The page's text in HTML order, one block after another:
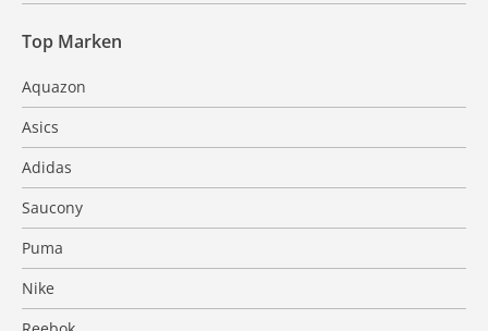
Top Marken
Aquazon
Asics
Adidas
Saucony
Puma
Nike